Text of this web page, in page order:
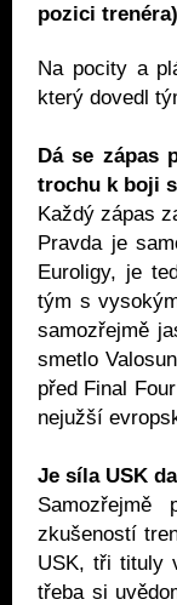
pozici
Na pocity a
který dovedl
Dá se zápas
trochu k boji
Každý zápas
Pravda je
Euroligy, je
tým s
samozřejmě
smetlo
před Final
nejužší
Je síla USK
zkušeností
USK, tři tituly
třeba si